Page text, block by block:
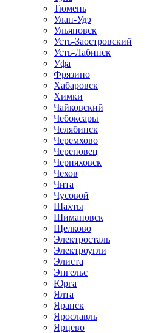
Тюмень
Улан-Удэ
Ульяновск
Усть-Заостровский
Усть-Лабинск
Уфа
Фрязино
Хабаровск
Химки
Чайковский
Чебоксары
Челябинск
Черемхово
Череповец
Черняховск
Чехов
Чита
Чусовой
Шахты
Шимановск
Щелково
Электросталь
Электроугли
Элиста
Энгельс
Юрга
Ялта
Яранск
Ярославль
Ярцево